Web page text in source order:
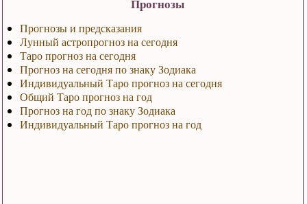
Прогнозы
Прогнозы и предсказания
Лунный астропрогноз на сегодня
Таро прогноз на сегодня
Прогноз на сегодня по знаку Зодиака
Индивидуальный Таро прогноз на сегодня
Общий Таро прогноз на год
Прогноз на год по знаку Зодиака
Индивидуальный Таро прогноз на год